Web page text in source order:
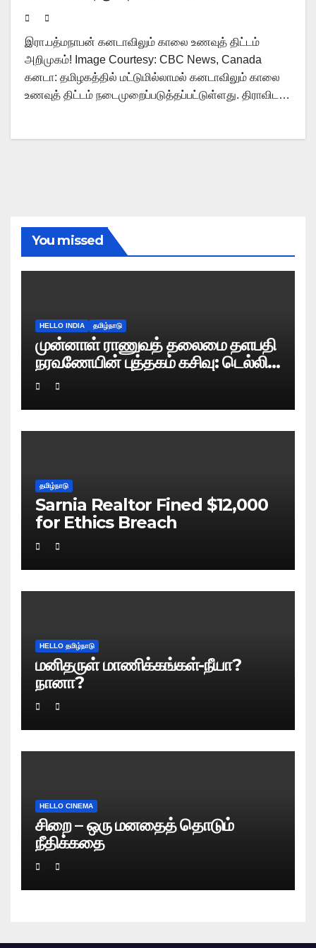
இரா.பத்மநாபன் கனடாவிலும் காலை உணவுத் திட்டம்
அறிமுகம்! Image Courtesy: CBC News, Canada
கனடா: தமிழகத்தில் மட்டுமில்லாமல் கனடாவிலும் காலை
உணவுத் திட்டம் நடைமுறைப்படுத்தப்பட்டுள்ளது. திராவிட…
You missed
HELLO INDIA தமிழ்நாடு
முன்னாள் ராணுவத் தலைமை தளபதி
நரவணேயின் புத்தகம் கசிவு: டெல்லி
போலிஸ் வழக்குப் பதிவு!
தமிழ்நாடு
Sarnia Realtor Fined $12,000
for Ethics Breach
HELLO தமிழ்நாடு
மனிதருள் மாணிக்கங்கள்-நீயா?
நானா?
HELLO CINEMA
சிறை – ஒரு மனதைத் தொடும்
நீதிக்கதை